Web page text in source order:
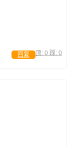
顶: 0 踩: 0
回复